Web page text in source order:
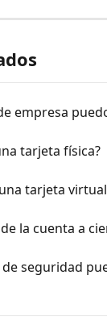
empresa
tarjeta física?
tarjeta
la cuenta a
seguridad